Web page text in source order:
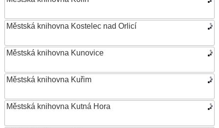
Městská knihovna Kostelec nad Orlicí
Městská knihovna Kunovice
Městská knihovna Kuřim
Městská knihovna Kutná Hora